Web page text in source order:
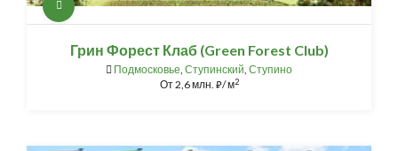
Грин Форест Клаб (Green Forest Club)
Подмосковье, Ступинский, Ступино
От2,6 млн. ⃏/ м2